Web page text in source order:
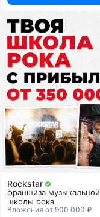
Rockstar
франшиза музыкальной
школы рока
Вложения от 900 000 ₽